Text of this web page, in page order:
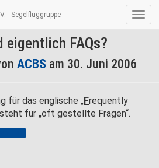
eigentlich FAQs?
ACBS am 30. Juni 2006
für das englische „Frequently
steht für „oft gestellte Fragen“.